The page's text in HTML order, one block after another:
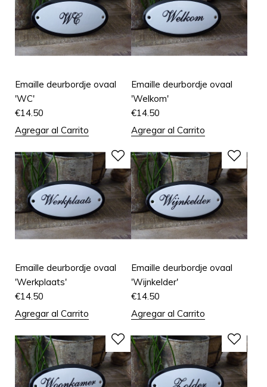
Emaille deurbordje ovaal
'WC'
€14.50
Agregar al Carrito
Emaille deurbordje ovaal
'Welkom'
€14.50
Agregar al Carrito
Emaille deurbordje ovaal
'Werkplaats'
€14.50
Agregar al Carrito
Emaille deurbordje ovaal
'Wijnkelder'
€14.50
Agregar al Carrito